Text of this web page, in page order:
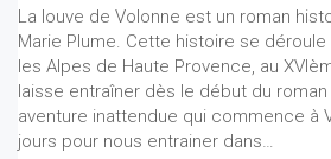
La louve de Volonne est un roman
Marie Plume. Cette histoire se déroule
les Alpes de Haute Provence, au
laisse entraîner dès le début du
aventure inattendue qui commence à
jours pour nous entrainer dans…